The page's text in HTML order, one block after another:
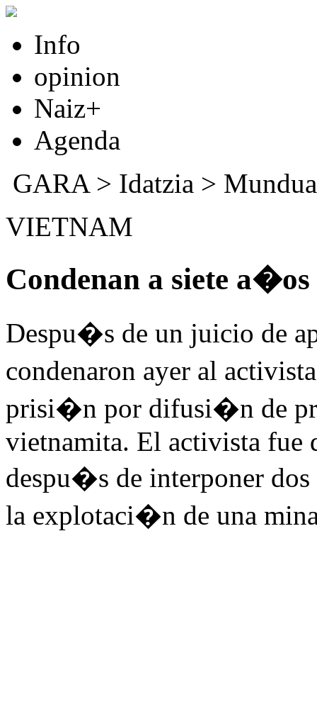
Info
opinion
Naiz+
Agenda
GARA> Idatzia > Mundua
VIETNAM
Condenan a siete
Despu�s de un juicio de
condenaron ayer al
prisi�n por difusi�n de
vietnamita. El activista fue
despu�s de interponer
la explotaci�n de una